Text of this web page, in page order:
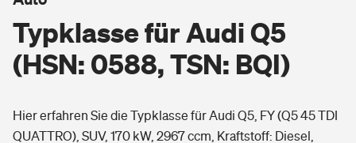
Berufsunfähigkeitsversicherung
Erwerbsunfähigkeitsversicherung
Grundfähigkeitsversicherung
Wohnen
Freizeit
Typklasse für Audi Q5
(HSN: 0588, TSN: BQI)
Hier erfahren Sie die Typklasse für Audi Q5, FY (Q5 45 TDI
QUATTRO), SUV, 170 kW, 2967 ccm, Kraftstoff: Diesel,